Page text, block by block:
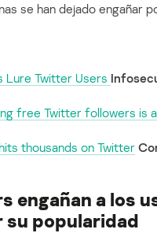
se han dejado engañar
Lure Twitter Users
free Twitter followers is
thousands on Twitter
engañan a los
su popularidad